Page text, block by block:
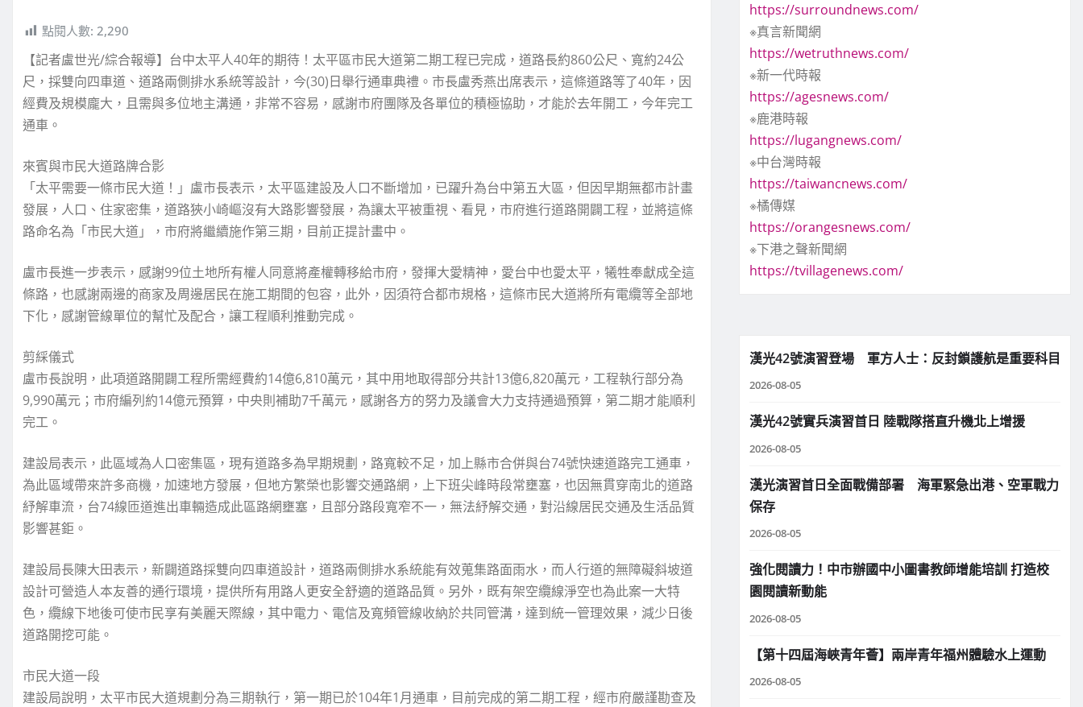
點閱人數: 2,290
【記者盧世光/綜合報導】台中太平人40年的期待！太平區市民大道第二期工程已完成，道路長約860公尺、寬約24公
尺，採雙向四車道、道路兩側排水系統等設計，今(30)日舉行通車典禮。市長盧秀燕出席表示，這條道路等了40年，因
經費及規模龐大，且需與多位地主溝通，非常不容易，感謝市府團隊及各單位的積極協助，才能於去年開工，今年完工
通車。
來賓與市民大道路牌合影
「太平需要一條市民大道！」盧市長表示，太平區建設及人口不斷增加，已躍升為台中第五大區，但因早期無都市計畫
發展，人口、住家密集，道路狹小崎嶇沒有大路影響發展，為讓太平被重視、看見，市府進行道路開闢工程，並將這條
路命名為「市民大道」，市府將繼續施作第三期，目前正提計畫中。
盧市長進一步表示，感謝99位土地所有權人同意將產權轉移給市府，發揮大愛精神，愛台中也愛太平，犧牲奉獻成全這
條路，也感謝兩邊的商家及周邊居民在施工期間的包容，此外，因須符合都市規格，這條市民大道將所有電纜等全部地
下化，感謝管線單位的幫忙及配合，讓工程順利推動完成。
剪綵儀式
盧市長說明，此項道路開闢工程所需經費約14億6,810萬元，其中用地取得部分共計13億6,820萬元，工程執行部分為
9,990萬元；市府編列約14億元預算，中央則補助7千萬元，感謝各方的努力及議會大力支持通過預算，第二期才能順利
完工。
建設局表示，此區域為人口密集區，現有道路多為早期規劃，路寬較不足，加上縣市合併與台74號快速道路完工通車，
為此區域帶來許多商機，加速地方發展，但地方繁榮也影響交通路網，上下班尖峰時段常壅塞，也因無貫穿南北的道路
紓解車流，台74線匝道進出車輛造成此區路網壅塞，且部分路段寬窄不一，無法紓解交通，對沿線居民交通及生活品質
影響甚鉅。
建設局長陳大田表示，新闢道路採雙向四車道設計，道路兩側排水系統能有效蒐集路面雨水，而人行道的無障礙斜坡道
設計可營造人本友善的通行環境，提供所有用路人更安全舒適的道路品質。另外，既有架空纜線淨空也為此案一大特
色，纜線下地後可使市民享有美麗天際線，其中電力、電信及寬頻管線收納於共同管溝，達到統一管理效果，減少日後
道路開挖可能。
市民大道一段
建設局說明，太平市民大道規劃分為三期執行，第一期已於104年1月通車，目前完成的第二期工程，經市府嚴謹勘查及
https://surroundnews.com/
※真言新聞網
https://wetruthnews.com/
※新一代時報
https://agesnews.com/
※鹿港時報
https://lugangnews.com/
※中台灣時報
https://taiwancnews.com/
※橘傳媒
https://orangesnews.com/
※下港之聲新聞網
https://tvillagenews.com/
漢光42號演習登場 軍方人士：反封鎖護航是重要科目
2026-08-05
漢光42號實兵演習首日 陸戰隊搭直升機北上增援
2026-08-05
漢光演習首日全面戰備部署 海軍緊急出港、空軍戰力
保存
2026-08-05
強化閱讀力！中市辦國中小圖書教師增能培訓 打造校
園閱讀新動能
2026-08-05
【第十四屆海峽青年薈】兩岸青年福州體驗水上運動
2026-08-05